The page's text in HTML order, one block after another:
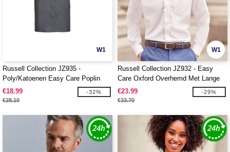
W1
Russell Collection JZ935 -
Poly/Katoenen Easy Care Poplin
Overhemd Met Korte Mouw
€18.99
€28.10
-32%
W1
Russell Collection JZ932 - Easy
Care Oxford Overhemd Met Lange
Mouw
€23.99
€33.70
-29%